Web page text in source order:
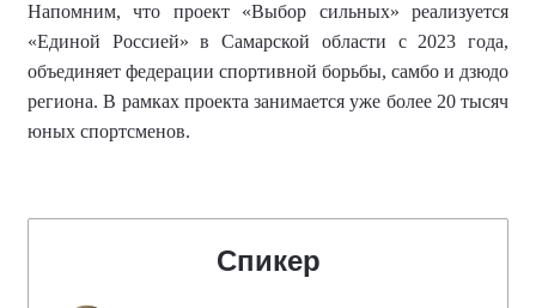
Напомним, что проект «Выбор сильных» реализуется
«Единой Россией» в Самарской области с 2023 года,
объединяет федерации спортивной борьбы, самбо и дзюдо
региона. В рамках проекта занимается уже более 20 тысяч
юных спортсменов.
Спикер